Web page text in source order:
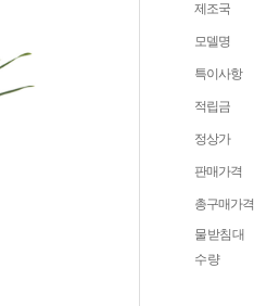
제조국
모델명
특이사항
적립금
정상가
판매가격
총구매가격
물받침대
수량